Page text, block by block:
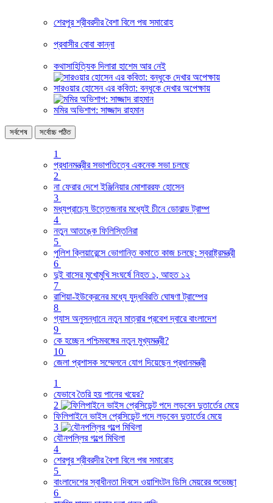
শেরপুর শ্রীবরদীর বৈশা বিলে পদ্ম সমারোহ
প্রবাসীর বোবা কান্না
কথাসাহিত্যিক দিলারা হাশেম আর নেই
সারওয়ার হোসেন এর কবিতা: বন্ধুকে দেখার অপেক্ষায়
মমির অভিশাপ: সাজ্জাদ রাহমান
সর্বশেষ সর্বোচ্চ পঠিত
1
প্রধানমন্ত্রীর সভাপতিত্বে একনেক সভা চলছে
2
না ফেরার দেশে ইঞ্জিনিয়ার মোশাররফ হোসেন
3
মধ্যপ্রাচ্যে উত্তেজনার মধ্যেই চীনে ডোনাল্ড ট্রাম্প
4
নতুন আতঙ্কে ফিলিস্তিনিরা
5
পুলিশ ক্লিয়ারেন্সে ভোগান্তি কমাতে কাজ চলছে: স্বরাষ্ট্রমন্ত্রী
6
দুই বাসের মুখোমুখি সংঘর্ষে নিহত ১, আহত ১২
7
রাশিয়া-ইউক্রেনের মধ্যে যুদ্ধবিরতি ঘোষণা ট্রাম্পের
8
গ্যাস অনুসন্ধানে নতুন মাত্রার প্রবেশ দ্বারে বাংলাদেশ
9
কে হচ্ছেন পশ্চিমবঙ্গের নতুন মুখ্যমন্ত্রী?
10
জেলা প্রশাসক সম্মেলনে যোগ দিয়েছেন প্রধানমন্ত্রী
1
যেভাবে তৈরি হয় পানের খয়ের?
2
ফিলিপাইনে ভাইস প্রেসিডেন্ট পদে লড়বেন দুতার্তের মেয়ে
3
যৌনপল্লির গল্পে মিথিলা
4
শেরপুর শ্রীবরদীর বৈশা বিলে পদ্ম সমারোহ
5
বাংলাদেশের স্বাধীনতা দিবসে ওয়াশিংটন ডিসি মেয়রের শুভেচ্ছা
6